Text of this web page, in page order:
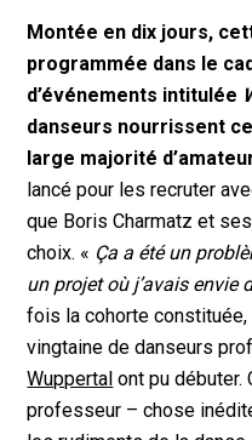
Montée en dix jours,
programmée dans le
d’événements intitulée
danseurs nourrissent
large majorité
lancé pour les recruter
que Boris Charmatz et
choix. « Ça a été un
un projet où j’avais envie
fois la cohorte
vingtaine de danseurs
Wuppertal ont pu débuter.
professeur – chose